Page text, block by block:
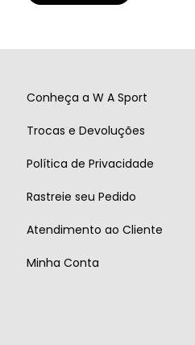
Conheça a W A Sport
Trocas e Devoluções
Política de Privacidade
Rastreie seu Pedido
Atendimento ao Cliente
Minha Conta